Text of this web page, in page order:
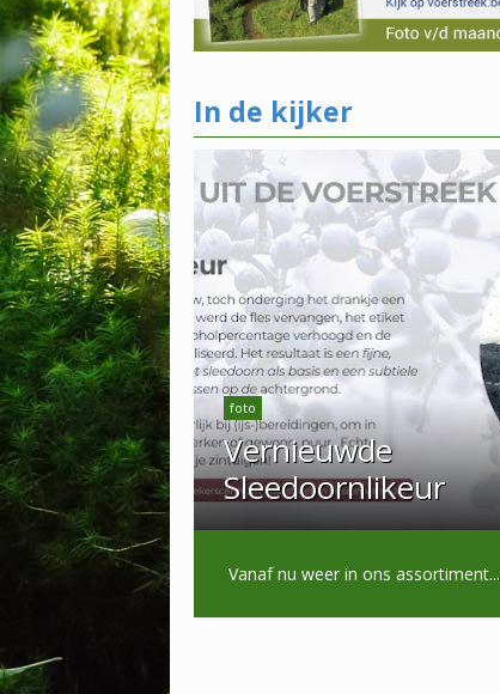
In de kijker
foto
Vernieuwde
Sleedoornlikeur
Vanaf nu weer in ons assortiment...